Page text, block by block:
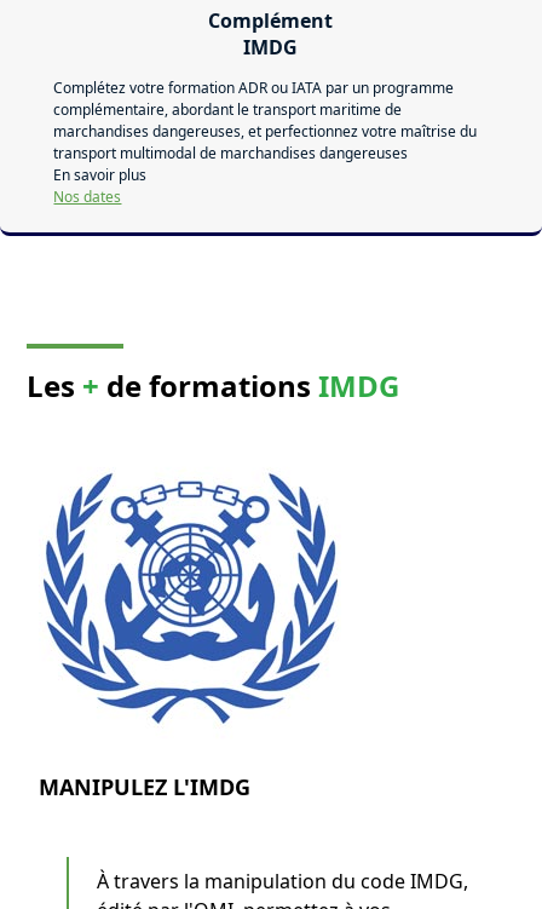
Complément
IMDG
Complétez votre formation ADR ou IATA par un programme
complémentaire, abordant le transport maritime de
marchandises dangereuses, et perfectionnez votre maîtrise du
transport multimodal de marchandises dangereuses
En savoir plus
Nos dates
Les + de formationsIMDG
MANIPULEZ L'IMDG
À travers la manipulation du code IMDG,